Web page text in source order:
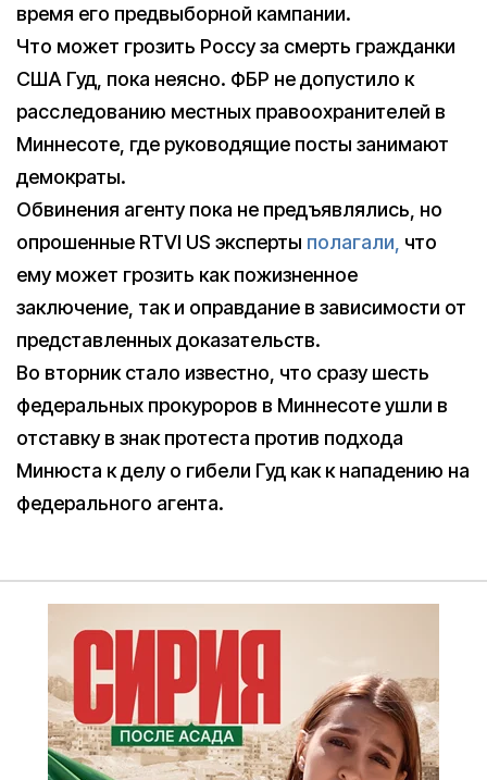
время его предвыборной кампании.
Что может грозить Россу за смерть гражданки
США Гуд, пока неясно. ФБР не допустило к
расследованию местных правоохранителей в
Миннесоте, где руководящие посты занимают
демократы.
Обвинения агенту пока не предъявлялись, но
опрошенные RTVI US эксперты полагали, что
ему может грозить как пожизненное
заключение, так и оправдание в зависимости от
представленных доказательств.
Во вторник стало известно, что сразу шесть
федеральных прокуроров в Миннесоте ушли в
отставку в знак протеста против подхода
Минюста к делу о гибели Гуд как к нападению на
федерального агента.